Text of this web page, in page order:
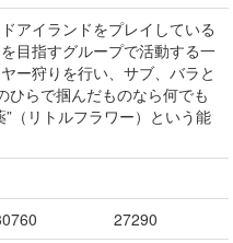
アイランドをプレイしている
目指すグループで活動する一
ー狩りを行い、サブ、バラと
ひらで掴んだものなら何でも
（リトルフラワー）という能
27290